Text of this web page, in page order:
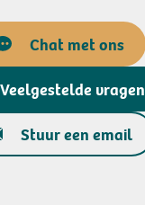
Chat met ons
Veelgestelde vragen
Stuur een email